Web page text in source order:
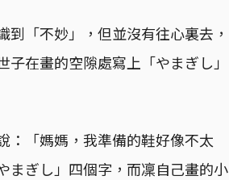
到「不妙」，但並沒有往心裏去，
在畫的空隙處寫上「やまぎし」
：「媽媽，我準備的鞋好像不太
まぎし」四個字，而凜自己畫的小